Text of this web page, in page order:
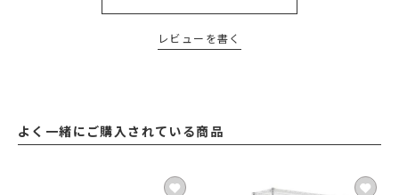
レビューを書く
よく一緒にご購入されている商品